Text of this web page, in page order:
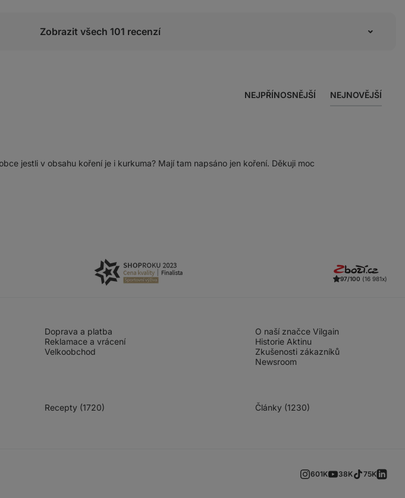
Zobrazit všech 101 recenzí
NEJPŘÍNOSNĚJŠÍ NEJNOVĚJŠÍ
jestli v obsahu koření je i kurkuma? Mají tam napsáno jen koření. Děkuji moc
97/100 (16 981x)
Doprava a platba
Reklamace a vrácení
Velkoobchod
O naší značce Vilgain
Historie Aktinu
Zkušenosti zákazníků
Newsroom
Recepty (1720) Články (1230)
601K 38K 75K